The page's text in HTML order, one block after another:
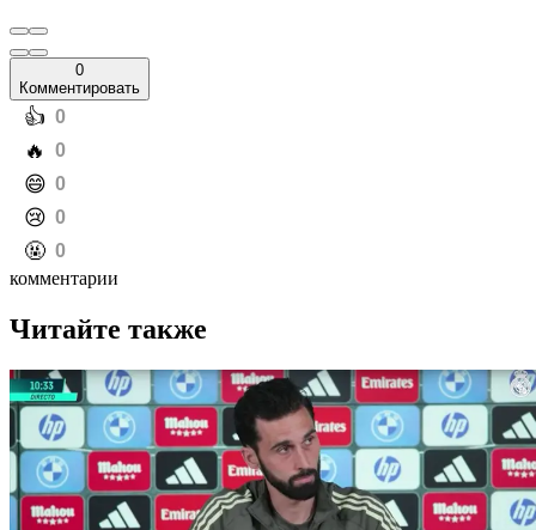
0
Комментировать
️👍 0
️🔥 0
️😄 0
️😢 0
️🤬 0
комментарии
Читайте также